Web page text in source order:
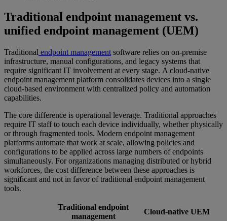
Traditional endpoint management vs.
unified endpoint management (UEM)
Traditional endpoint management software relies on on-premise
infrastructure, manual configurations, and legacy systems that
require significant IT involvement at every stage. A cloud-native
endpoint management platform consolidates devices into a single
cloud-based environment with centralized policy and automation
capabilities.
The core difference is operational leverage. Traditional approaches
require IT staff to touch each device individually, whether physically
or through fragmented tools. Modern endpoint management
platforms automate that work at scale, allowing policies and
configurations to be applied across large numbers of endpoints
simultaneously. For organizations managing distributed or hybrid
workforces, the cost difference between these approaches is
significant and not in favor of traditional endpoint management
tools.
Traditional endpoint
management
Cloud-native UEM